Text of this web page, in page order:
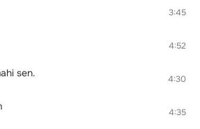
3:45
4:52
sen. 4:30
4:35